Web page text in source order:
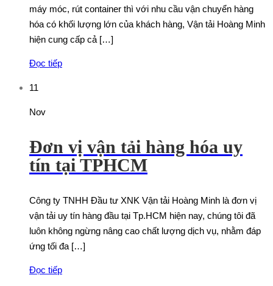
máy móc, rút container thì với nhu cầu vận chuyển hàng
hóa có khối lượng lớn của khách hàng, Vận tải Hoàng Minh
hiện cung cấp cả […]
Đọc tiếp
11
Nov
Đơn vị vận tải hàng hóa uy
tín tại TPHCM
Công ty TNHH Đầu tư XNK Vận tải Hoàng Minh là đơn vị
vận tải uy tín hàng đầu tại Tp.HCM hiện nay, chúng tôi đã
luôn không ngừng nâng cao chất lượng dịch vụ, nhằm đáp
ứng tối đa […]
Đọc tiếp